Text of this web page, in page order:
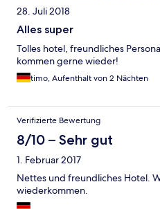
28. Juli 2018
Alles super
Tolles hotel, freundliches
kommen gerne wieder!
timo, Aufenthalt von 2 Nächten
Verifizierte Bewertung
8/10 – Sehr gut
1. Februar 2017
Nettes und freundliches Hotel.
wiederkommen.